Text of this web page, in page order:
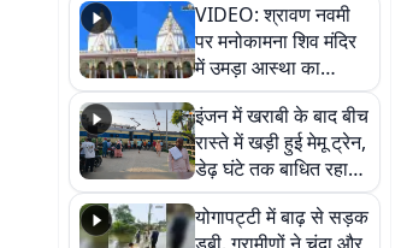
VIDEO: श्रावण नवमी
पर मनोकामना शिव मंदिर
में उमड़ा आस्था का
सैलाब, हर-हर महादेव के
जयघोष से गूंजा परिसर
इंजन में खराबी के बाद बीच
रास्ते में खड़ी हुई मेमू ट्रेन,
डेढ़ घंटे तक बाधित रहा
आवागमन
योगापट्टी में बाढ़ से सड़क